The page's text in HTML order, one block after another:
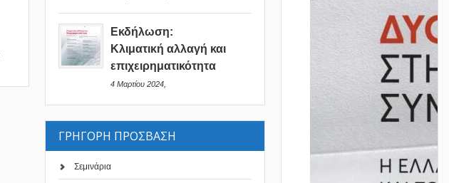
Εκδήλωση:
Κλιματική αλλαγή και
επιχειρηματικότητα
4 Μαρτίου 2024,
ΓΡΗΓΟΡΗ ΠΡΟΣΒΑΣΗ
Σεμινάρια